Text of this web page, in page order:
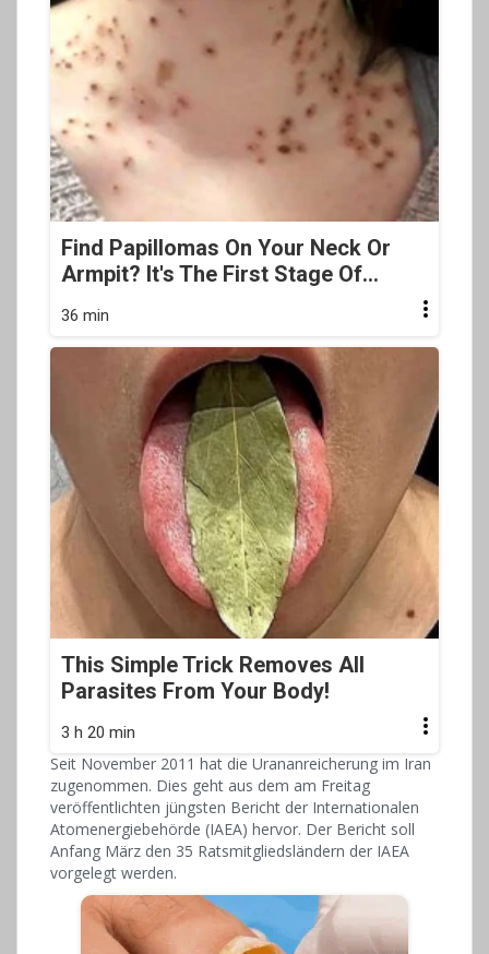
Find Papillomas On Your Neck Or
Armpit? It's The First Stage Of...
36 min
This Simple Trick Removes All
Parasites From Your Body!
3 h 20 min
Seit November 2011 hat die Urananreicherung im Iran
zugenommen. Dies geht aus dem am Freitag
veröffentlichten jüngsten Bericht der Internationalen
Atomenergiebehörde (IAEA) hervor. Der Bericht soll
Anfang März den 35 Ratsmitgliedsländern der IAEA
vorgelegt werden.